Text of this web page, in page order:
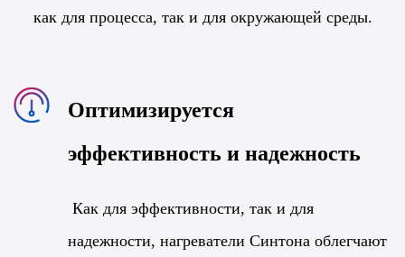
как для процесса, так и для окружающей среды.
Оптимизируется
эффективность и надежность
Как для эффективности, так и для
надежности, нагреватели Синтона облегчают